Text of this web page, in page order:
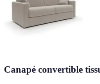
Canapé convertible